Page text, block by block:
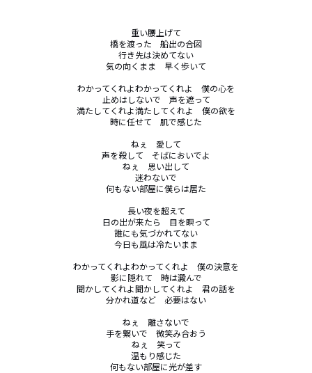
重い腰上げて
橋を渡った　船出の合図
行き先は決めてない
気の向くまま　早く歩いて
わかってくれよわかってくれよ　僕の心を
止めはしないで　声を遮って
満たしてくれよ満たしてくれよ　僕の欲を
時に任せて　肌で感じた
ねぇ　愛して
声を殺して　そばにおいでよ
ねぇ　思い出して
迷わないで
何もない部屋に僕らは居た
長い夜を超えて
日の出が来たら　目を瞑って
誰にも気づかれてない
今日も風は冷たいまま
わかってくれよわかってくれよ　僕の決意を
影に隠れて　時は澱んで
聞かしてくれよ聞かしてくれよ　君の話を
分かれ道など　必要はない
ねぇ　離さないで
手を繋いで　微笑み合おう
ねぇ　笑って
温もり感じた
何もない部屋に光が差す